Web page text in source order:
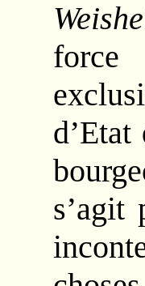
force
s’agit